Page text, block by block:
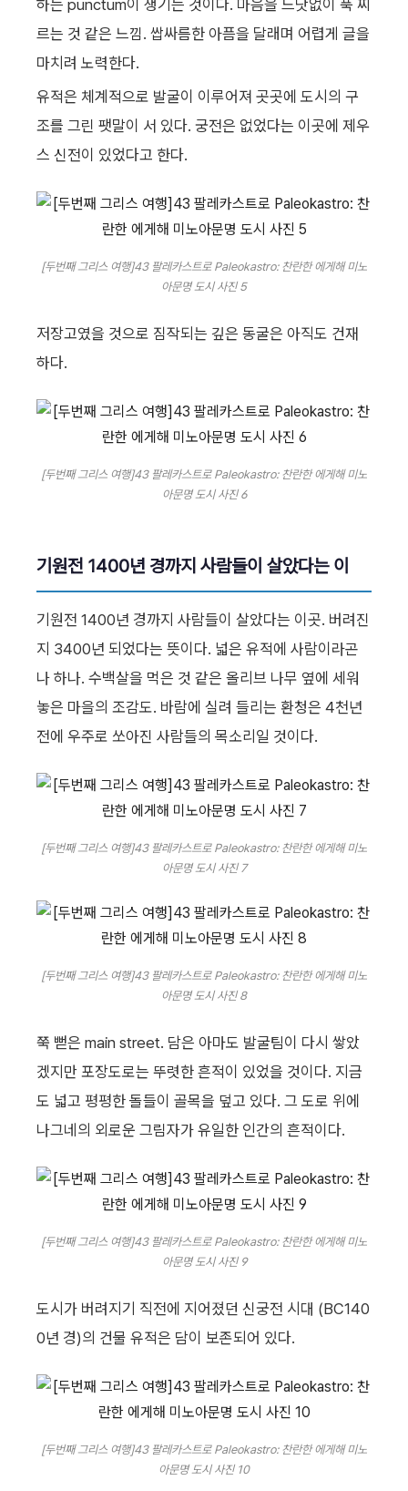
하는 punctum이 생기는 것이다. 마음을 느닷없이 푹 찌
르는 것 같은 느낌. 쌉싸름한 아픔을 달래며 어렵게 글을
마치려 노력한다.
유적은 체계적으로 발굴이 이루어져 곳곳에 도시의 구
조를 그린 팻말이 서 있다. 궁전은 없었다는 이곳에 제우
스 신전이 있었다고 한다.
[두번째 그리스 여행]43 팔레카스트로 Paleokastro: 찬란한 에게해 미노
아문명 도시 사진 5
저장고였을 것으로 짐작되는 깊은 동굴은 아직도 건재
하다.
[두번째 그리스 여행]43 팔레카스트로 Paleokastro: 찬란한 에게해 미노
아문명 도시 사진 6
기원전 1400년 경까지 사람들이 살았다는 이
기원전 1400년 경까지 사람들이 살았다는 이곳. 버려진
지 3400년 되었다는 뜻이다. 넓은 유적에 사람이라곤
나 하나. 수백살을 먹은 것 같은 올리브 나무 옆에 세워
놓은 마을의 조감도. 바람에 실려 들리는 환청은 4천년
전에 우주로 쏘아진 사람들의 목소리일 것이다.
[두번째 그리스 여행]43 팔레카스트로 Paleokastro: 찬란한 에게해 미노
아문명 도시 사진 7
[두번째 그리스 여행]43 팔레카스트로 Paleokastro: 찬란한 에게해 미노
아문명 도시 사진 8
쭉 뻗은 main street. 담은 아마도 발굴팀이 다시 쌓았
겠지만 포장도로는 뚜렷한 흔적이 있었을 것이다. 지금
도 넓고 평평한 돌들이 골목을 덮고 있다. 그 도로 위에
나그네의 외로운 그림자가 유일한 인간의 흔적이다.
[두번째 그리스 여행]43 팔레카스트로 Paleokastro: 찬란한 에게해 미노
아문명 도시 사진 9
도시가 버려지기 직전에 지어졌던 신궁전 시대 (BC140
0년 경)의 건물 유적은 담이 보존되어 있다.
[두번째 그리스 여행]43 팔레카스트로 Paleokastro: 찬란한 에게해 미노
아문명 도시 사진 10